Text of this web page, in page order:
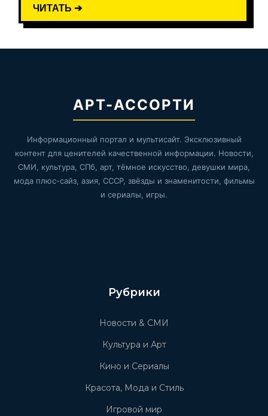
ЧИТАТЬ ➔
АРТ-АССОРТИ
Информационный портал и мультисайт. Эксклюзивный
контент для ценителей качественной информации. Новости,
СМИ, культура, СПб, арт, тёмное искусство, девушки мира,
мода плюс-сайз, азия, СССР, звёзды и знаменитости, фильмы
и сериалы, игры.
Рубрики
Новости & СМИ
Культура и Арт
Кино и Сериалы
Красота, Мода и Стиль
Игровой мир